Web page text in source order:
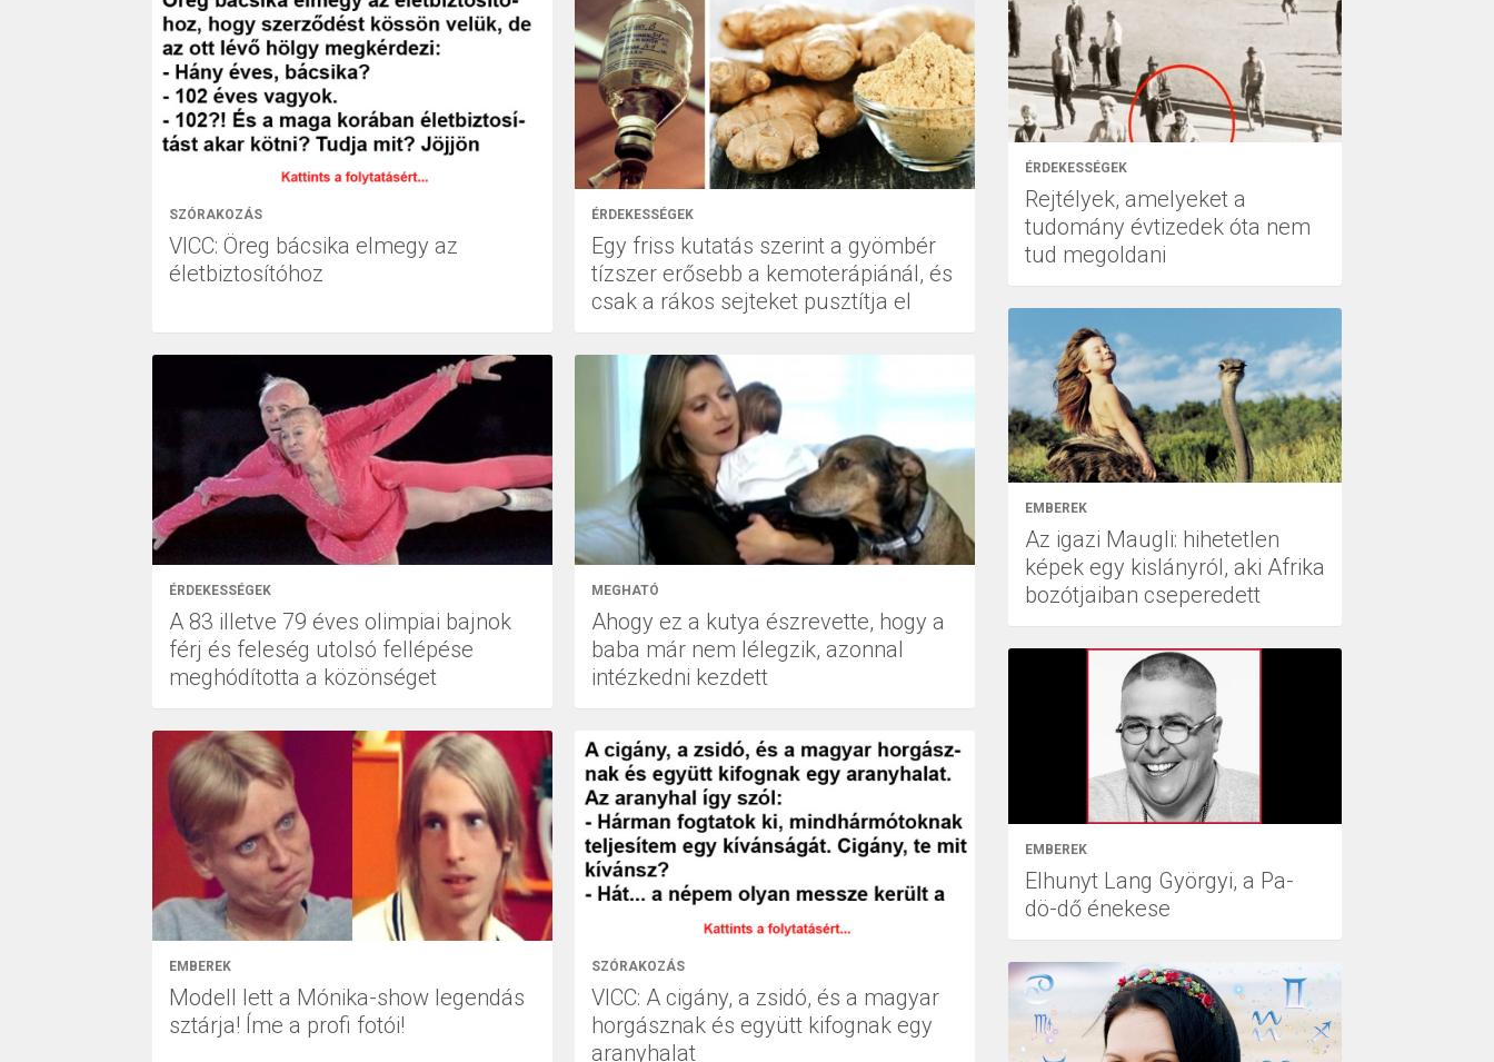
SZÓRAKOZÁS
VICC: Öreg bácsika elmegy az
életbiztosítóhoz
ÉRDEKESSÉGEK
Egy friss kutatás szerint a gyömbér
tízszer erősebb a kemoterápiánál, és
csak a rákos sejteket pusztítja el
ÉRDEKESSÉGEK
A 83 illetve 79 éves olimpiai bajnok
férj és feleség utolsó fellépése
meghódította a közönséget
MEGHATÓ
Ahogy ez a kutya észrevette, hogy a
baba már nem lélegzik, azonnal
intézkedni kezdett
EMBEREK
Modell lett a Mónika-show legendás
sztárja! Íme a profi fotói!
SZÓRAKOZÁS
VICC: A cigány, a zsidó, és a magyar
horgásznak és együtt kifognak egy
aranyhalat
ÉRDEKESSÉGEK
Rejtélyek, amelyeket a
tudomány évtizedek óta nem
tud megoldani
EMBEREK
Az igazi Maugli: hihetetlen
képek egy kislányról, aki Afrika
bozótjaiban cseperedett
EMBEREK
Elhunyt Lang Györgyi, a Pa-
dö-dő énekese